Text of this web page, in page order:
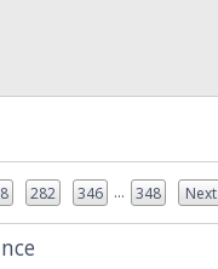
282 346 ... 348 Next